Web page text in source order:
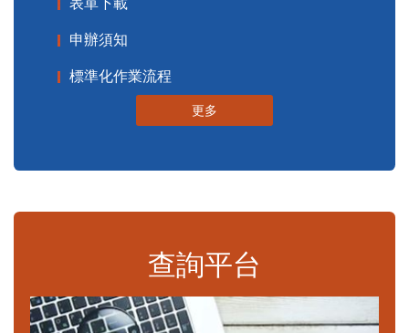
申辦須知
標準化作業流程
更多
查詢平台